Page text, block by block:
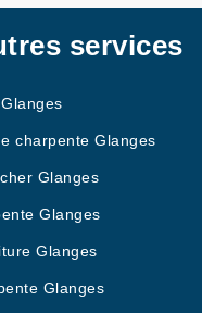
services
charpente Glanges
Glanges
Glanges
Glanges
Glanges